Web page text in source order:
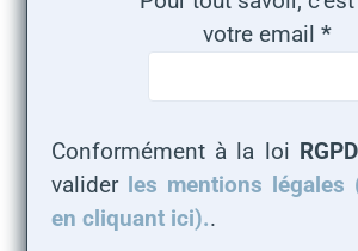
votre email *
Conformément à la loi RGPD
valider les mentions légales
en cliquant ici)..